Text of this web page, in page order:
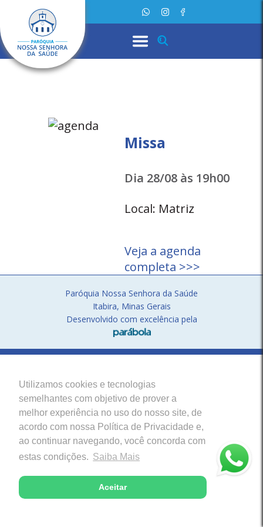
Utilizamos cookies e tecnologias
semelhantes com objetivo de prover a
melhor experiência no uso do nosso site, de
acordo com nossa Política de Privacidade e,
ao continuar navegando, você concorda com
estas condições. Saiba Mais
Aceitar
Missa
Dia 28/08 às 19h00
Local: Matriz
Veja a agenda
completa >>>
Paróquia Nossa Senhora da Saúde
Itabira, Minas Gerais
Desenvolvido com excelência pela